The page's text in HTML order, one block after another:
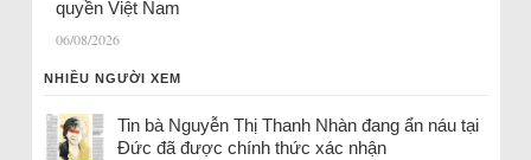
quyền Việt Nam
06/08/2026
NHIỀU NGƯỜI XEM
Tin bà Nguyễn Thị Thanh Nhàn đang ẩn náu tại
Đức đã được chính thức xác nhận